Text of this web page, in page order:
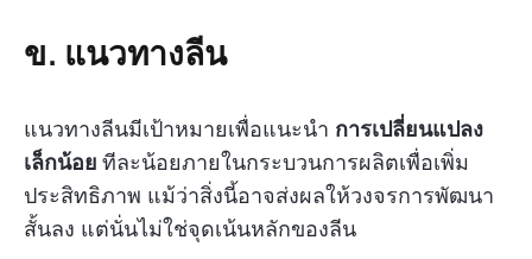
ข. แนวทางลีน
แนวทางลีนมีเป้าหมายเพื่อแนะนำ การเปลี่ยนแปลง
เล็กน้อย ทีละน้อยภายในกระบวนการผลิตเพื่อเพิ่ม
ประสิทธิภาพ แม้ว่าสิ่งนี้อาจส่งผลให้วงจรการพัฒนา
สั้นลง แต่นั่นไม่ใช่จุดเน้นหลักของลีน